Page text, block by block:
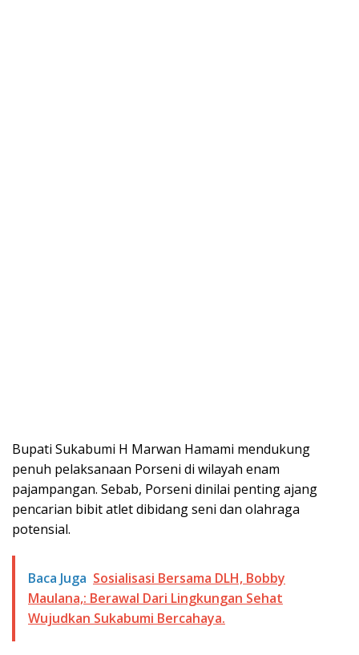
Bupati Sukabumi H Marwan Hamami mendukung
penuh pelaksanaan Porseni di wilayah enam
pajampangan. Sebab, Porseni dinilai penting ajang
pencarian bibit atlet dibidang seni dan olahraga
potensial.
Baca Juga Sosialisasi Bersama DLH, Bobby
Maulana,: Berawal Dari Lingkungan Sehat
Wujudkan Sukabumi Bercahaya.